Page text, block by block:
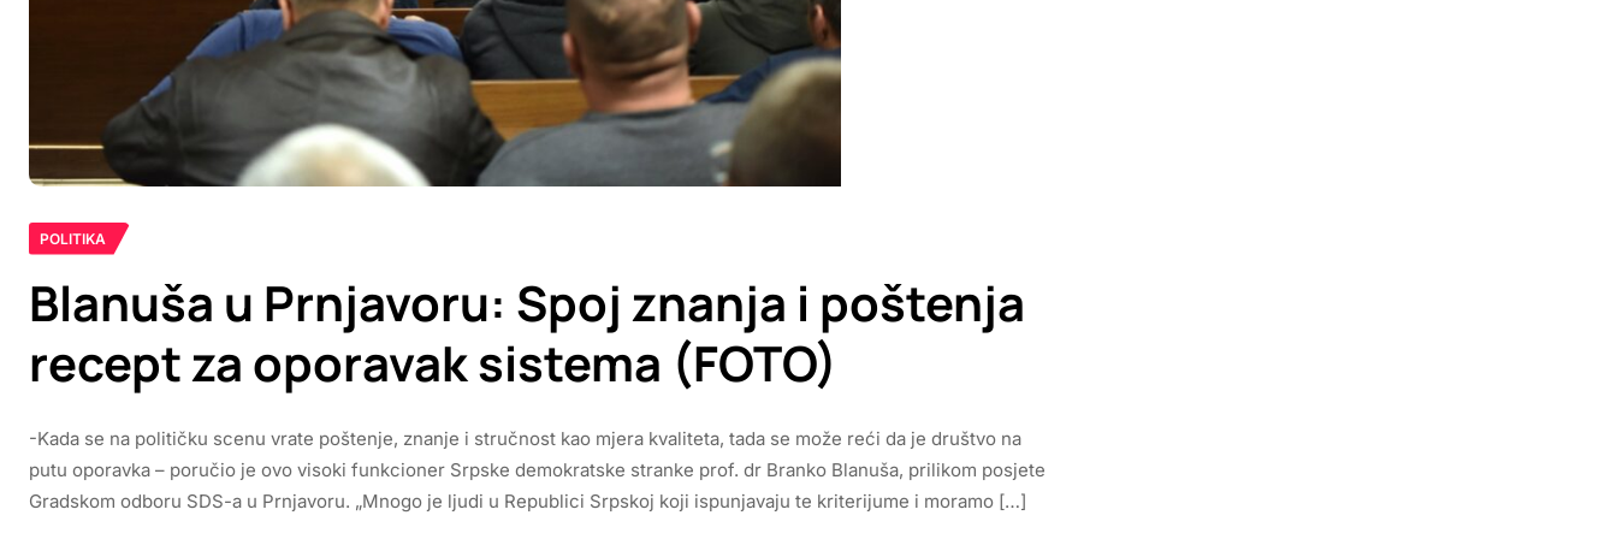
POLITIKA
Blanuša u Prnjavoru: Spoj znanja i poštenja
recept za oporavak sistema (FOTO)
-Kada se na političku scenu vrate poštenje, znanje i stručnost kao mjera kvaliteta, tada se može reći da je društvo na
putu oporavka – poručio je ovo visoki funkcioner Srpske demokratske stranke prof. dr Branko Blanuša, prilikom posjete
Gradskom odboru SDS-a u Prnjavoru. „Mnogo je ljudi u Republici Srpskoj koji ispunjavaju te kriterijume i moramo […]